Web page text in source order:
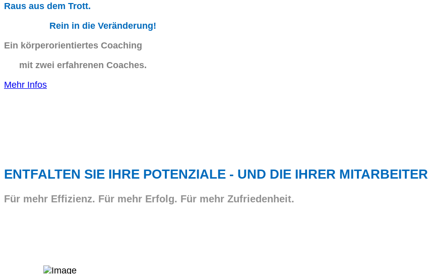
Raus aus dem Trott.
Rein in die Veränderung!
Ein körperorientiertes Coaching
mit zwei erfahrenen Coaches.
Mehr Infos
ENTFALTEN SIE IHRE POTENZIALE - UND DIE IHRER MITARBEITER
Für mehr Effizienz. Für mehr Erfolg. Für mehr Zufriedenheit.